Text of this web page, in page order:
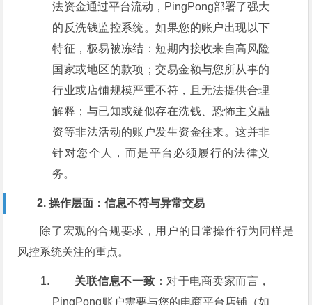
法资金通过平台流动，PingPong部署了强大
的反洗钱监控系统。如果您的账户出现以下
特征，极易被冻结：短期内接收来自高风险
国家或地区的款项；交易金额与您所从事的
行业或店铺规模严重不符，且无法提供合理
解释；与已知或疑似存在洗钱、恐怖主义融
资等非法活动的账户发生资金往来。这并非
针对您个人，而是平台必须履行的法律义
务。
2. 操作层面：信息不符与异常交易
除了宏观的合规要求，用户的日常操作行为同样是
风控系统关注的重点。
关联信息不一致 ：对于电商卖家而言，
PingPong账户需要与您的电商平台店铺（如